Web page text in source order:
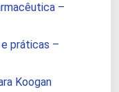
–
práticas –
Koogan